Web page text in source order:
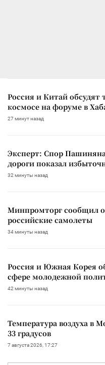
Россия и Китай обсудят
космосе на форуме в
27 минут назад
Эксперт: Спор
дороги показал
32 минуты назад
Минпромторг сообщил
российские самолеты
34 минуты назад
Россия и Южная Корея
сфере молодежной
42 минуты назад
Температура воздуха в
33 градусов
7 августа 2026, 17:27